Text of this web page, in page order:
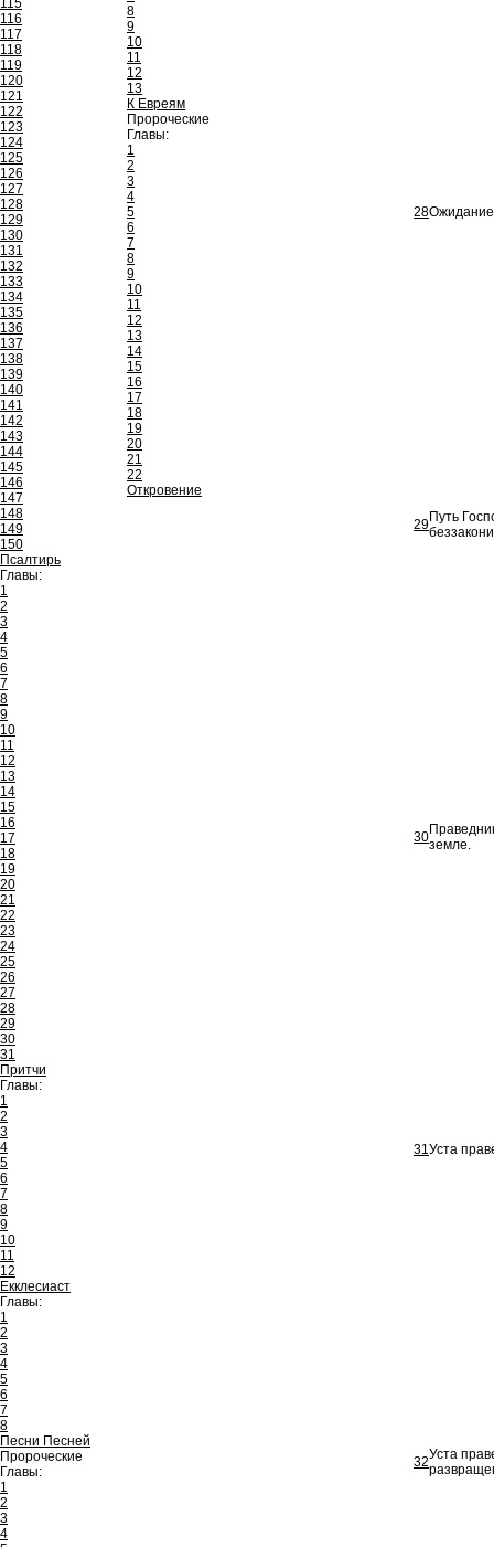
115
116
117
118
119
120
121
122
123
124
125
126
127
128
129
130
131
132
133
134
135
136
137
138
139
140
141
142
143
144
145
146
147
148
149
150
Псалтирь
Главы:
1
2
3
4
5
6
7
8
9
10
11
12
13
14
15
16
17
18
19
20
21
22
23
24
25
26
27
28
29
30
31
Притчи
Главы:
1
2
3
4
5
6
7
8
9
10
11
12
Екклесиаст
Главы:
1
2
3
4
5
6
7
8
Песни Песней
Пророческие
Главы:
1
2
3
4
8
9
10
11
12
13
К Евреям
Пророческие
Главы:
1
2
3
4
5
6
7
8
9
10
11
12
13
14
15
16
17
18
19
20
21
22
Откровение
28Ожидание
29Путь
30земле.
31Уста
32Уста